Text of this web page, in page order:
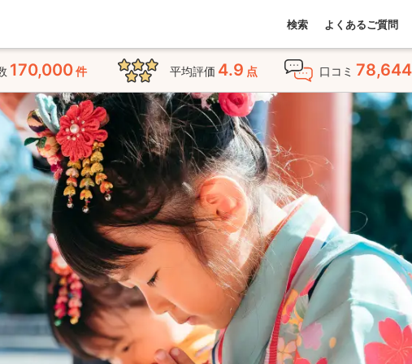
検索 よくあるご質問
170,000件 平均評価 4.9 点 口コミ 78,644